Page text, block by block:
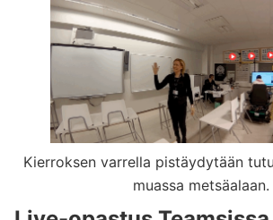
Kierroksen varrella pistäydytään
muassa metsäalaan.